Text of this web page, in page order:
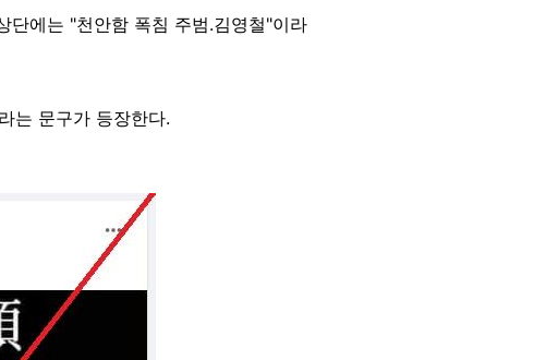
단에는 "천안함 폭침 주범.김영철"이라
는 문구가 등장한다.